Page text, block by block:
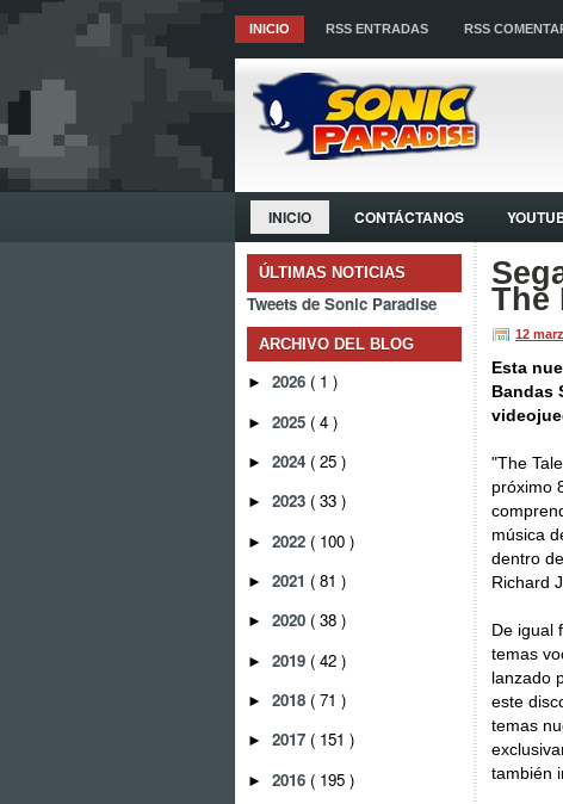
INICIO RSS ENTRADAS RSS
INICIO CONTÁCTANOS
ÚLTIMAS NOTICIAS
Tweets de Sonic Paradise
ARCHIVO DEL BLOG
► 2026 ( 1 )
► 2025 ( 4 )
► 2024 ( 25 )
► 2023 ( 33 )
► 2022 ( 100 )
► 2021 ( 81 )
► 2020 ( 38 )
► 2019 ( 42 )
► 2018 ( 71 )
► 2017 ( 151 )
► 2016 ( 195 )
The
12
Esta
Bandas
"The
próximo
música
dentro
Richard
De igual
temas
lanzado
este
temas
también